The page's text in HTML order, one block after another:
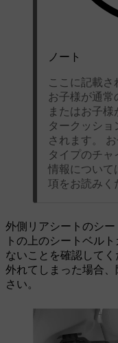
ノート
ここに記載
お子様が通常
またはお子
タークッショ
されます。
タイプのチャ
情報について
項をお読みく
外側リアシートのシ
トの上のシートベル
ないことを確認して
外れてしまった場合
さい。